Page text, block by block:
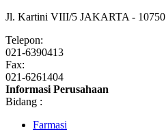
Jl. Kartini VIII/5 JAKARTA - 10750
Telepon:
021-6390413
Fax:
021-6261404
Informasi Perusahaan
Bidang :
Farmasi